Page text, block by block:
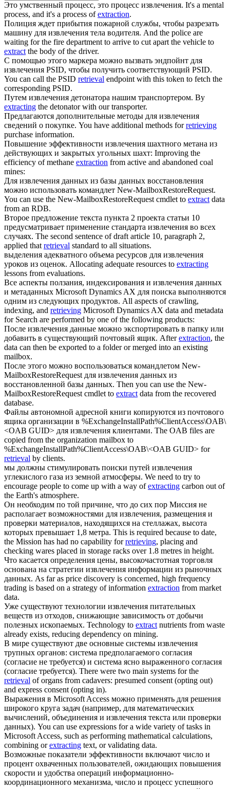
Это умственный процесс, это процесс извлечения. It's a mental
process, and it's a process ofextraction.
Полиция ждет прибытия пожарной службы, чтобы разрезать
машину для извлечения тела водителя. And the police are
waiting for the fire department to arrive to cut apart the vehicle to
extractthe body of the driver.
С помощью этого маркера можно вызвать эндпойнт для
извлечения PSID, чтобы получить соответствующий PSID.
You can call the PSID retrieval endpoint with this token to fetch the
corresponding PSID.
Путем извлечения детонатора нашим транспортером. By
extracting the detonator with our transporter.
Предлагаются дополнительные методы для извлечения
сведений о покупке. You have additional methods forretrieving
purchase information.
Повышение эффективности извлечения шахтного метана из
действующих и закрытых угольных шахт: Improving the
efficiency of methane extraction from active and abandoned coal
mines:
Для извлечения данных из базы данных восстановления
можно использовать командлет New-MailboxRestoreRequest.
You can use the New-MailboxRestoreRequest cmdlet to extractdata
from an RDB.
Второе предложение текста пункта 2 проекта статьи 10
предусматривает применение стандарта извлечения во всех
случаях. The second sentence of draft article 10, paragraph 2,
applied thatretrieval standard to all situations.
выделения адекватного объема ресурсов для извлечения
уроков из оценок. Allocating adequate resources to extracting
lessons from evaluations.
Все аспекты ползания, индексирования и извлечения данных
и метаданных Microsoft Dynamics AX для поиска выполняются
одним из следующих продуктов. All aspects of crawling,
indexing, and retrieving Microsoft Dynamics AX data and metadata
for Search are performed by one of the following products:
После извлечения данные можно экспортировать в папку или
добавить в существующий почтовый ящик. Afterextraction, the
data can then be exported to a folder or merged into an existing
mailbox.
После этого можно воспользоваться командлетом New-
MailboxRestoreRequest для извлечения данных из
восстановленной базы данных. Then you can use the New-
MailboxRestoreRequest cmdlet to extractdata from the recovered
database.
Файлы автономной адресной книги копируются из почтового
ящика организации в %ExchangeInstallPath%ClientAccess\OAB\
<OAB GUID> для извлечения клиентами. The OAB files are
copied from the organization mailbox to
%ExchangeInstallPath%ClientAccess\OAB\<OAB GUID> for
retrieval by clients.
мы должны стимулировать поиски путей извлечения
углекислого газа из земной атмосферы. We need to try to
encourage people to come up with a way ofextracting carbon out of
the Earth's atmosphere.
Он необходим по той причине, что до сих пор Миссия не
располагает возможностями для извлечения, размещения и
проверки материалов, находящихся на стеллажах, высота
которых превышает 1,8 метра. This is required because to date,
the Mission has had no capability forretrieving, placing and
checking wares placed in storage racks over 1.8 metres in height.
Что касается определения цены, высокочастотная торговля
основана на стратегии извлечения информации из рыночных
данных. As far as price discovery is concerned, high frequency
trading is based on a strategy of information extraction from market
data.
Уже существуют технологии извлечения питательных
веществ из отходов, снижающие зависимость от добычи
полезных ископаемых. Technology to extractnutrients from waste
already exists, reducing dependency on mining.
В мире существуют две основные системы извлечения
трупных органов: система предполагаемого согласия
(согласие не требуется) и система ясно выраженного согласия
(согласие требуется). There were two main systems for the
retrieval of organs from cadavers: presumed consent (opting out)
and express consent (opting in).
Выражения в Microsoft Access можно применять для решения
широкого круга задач (например, для математических
вычислений, объединения и извлечения текста или проверки
данных). You can use expressions for a wide variety of tasks in
Microsoft Access, such as performing mathematical calculations,
combining orextracting text, or validating data.
Возможные показатели эффективности включают число и
процент охваченных пользователей, ожидающих повышения
скорости и удобства операций информационно-
координационного механизма, число и процесс успешного